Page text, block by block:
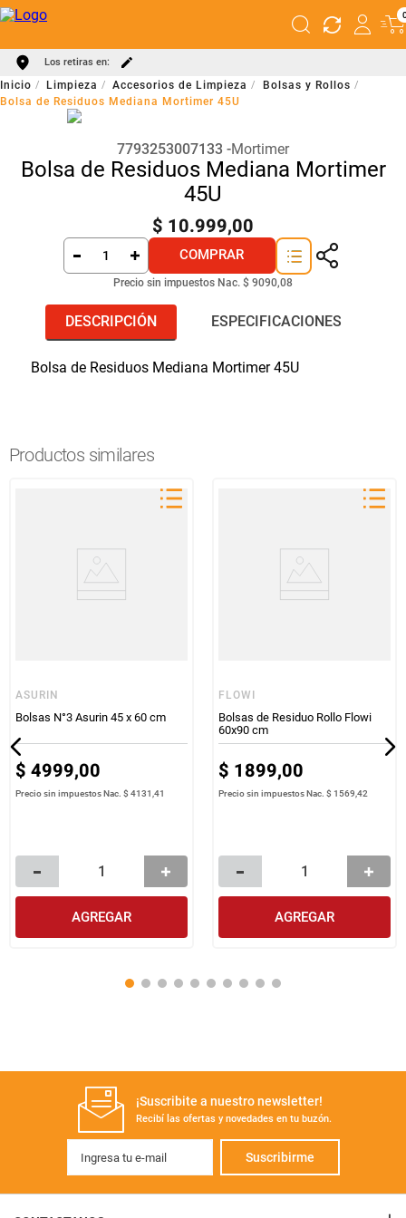
Los retiras en:
Limpieza Accesorios de Limpieza
Bolsas y Rollos
Bolsa de Residuos Mediana Mortimer 45U
7793253007133 Mortimer
Bolsa de Residuos Mediana Mortimer
45U
$ 10.999,00
COMPRAR
Precio sin impuestos Nac. $ 9090,08
DESCRIPCIÓN ESPECIFICACIONES
Bolsa de Residuos Mediana Mortimer 45U
Productos similares
ASURIN
Bolsas N°3 Asurin 45 x 60 cm
$ 4999,00
Precio sin impuestos Nac. $ 4131,41
AGREGAR
FLOWI
Bolsas de Residuo Rollo Flowi
60x90 cm
$ 1899,00
Precio sin impuestos Nac. $ 1569,42
AGREGAR
¡Suscribite a nuestro newsletter!
Recibí las ofertas y novedades en tu buzón.
Suscribirme